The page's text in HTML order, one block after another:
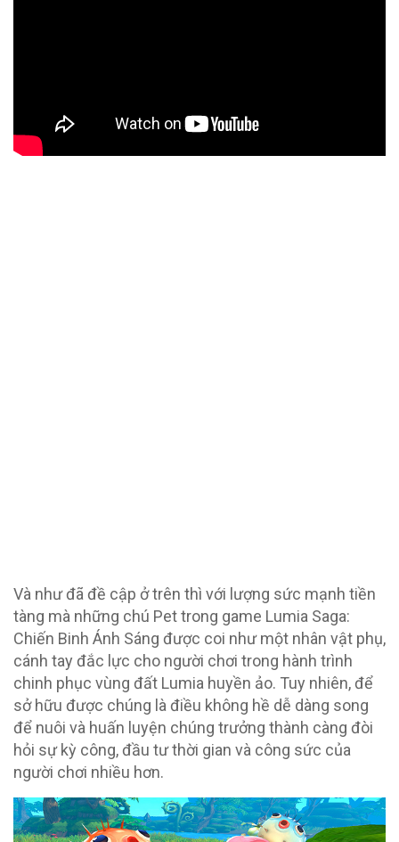
Và như đã đề cập ở trên thì với lượng sức mạnh tiền
tàng mà những chú Pet trong game Lumia Saga:
Chiến Binh Ánh Sáng được coi như một nhân vật phụ,
cánh tay đắc lực cho người chơi trong hành trình
chinh phục vùng đất Lumia huyền ảo. Tuy nhiên, để
sở hữu được chúng là điều không hề dễ dàng song
để nuôi và huấn luyện chúng trưởng thành càng đòi
hỏi sự kỳ công, đầu tư thời gian và công sức của
người chơi nhiều hơn.